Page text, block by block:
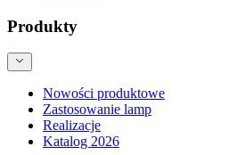
Produkty
Nowości produktowe
Zastosowanie lamp
Realizacje
Katalog 2026